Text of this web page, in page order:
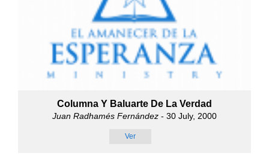
Columna Y Baluarte De La Verdad
Juan Radhamés Fernández - 30 July, 2000
Ver